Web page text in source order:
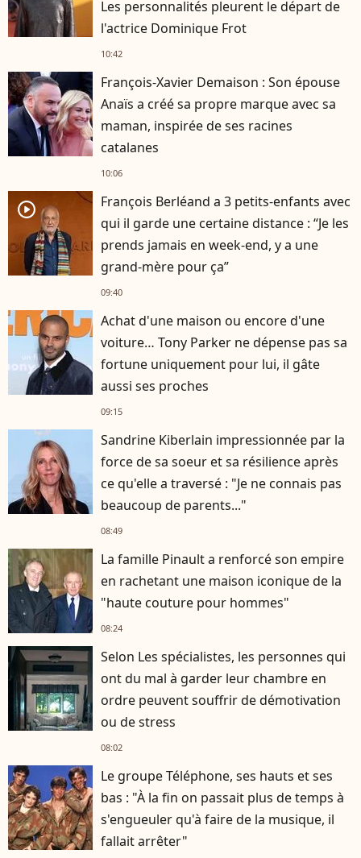
Les personnalités pleurent le départ de
l'actrice Dominique Frot
10:42
François-Xavier Demaison : Son épouse
Anaïs a créé sa propre marque avec sa
maman, inspirée de ses racines
catalanes
10:06
player2
François Berléand a 3 petits-enfants avec
qui il garde une certaine distance : “Je les
prends jamais en week-end, y a une
grand-mère pour ça”
09:40
Achat d'une maison ou encore d'une
voiture… Tony Parker ne dépense pas sa
fortune uniquement pour lui, il gâte
aussi ses proches
09:15
Sandrine Kiberlain impressionnée par la
force de sa soeur et sa résilience après
ce qu'elle a traversé : "Je ne connais pas
beaucoup de parents..."
08:49
La famille Pinault a renforcé son empire
en rachetant une maison iconique de la
"haute couture pour hommes"
08:24
Selon Les spécialistes, les personnes qui
ont du mal à garder leur chambre en
ordre peuvent souffrir de démotivation
ou de stress
08:02
Le groupe Téléphone, ses hauts et ses
bas : "À la fin on passait plus de temps à
s'engueuler qu'à faire de la musique, il
fallait arrêter"